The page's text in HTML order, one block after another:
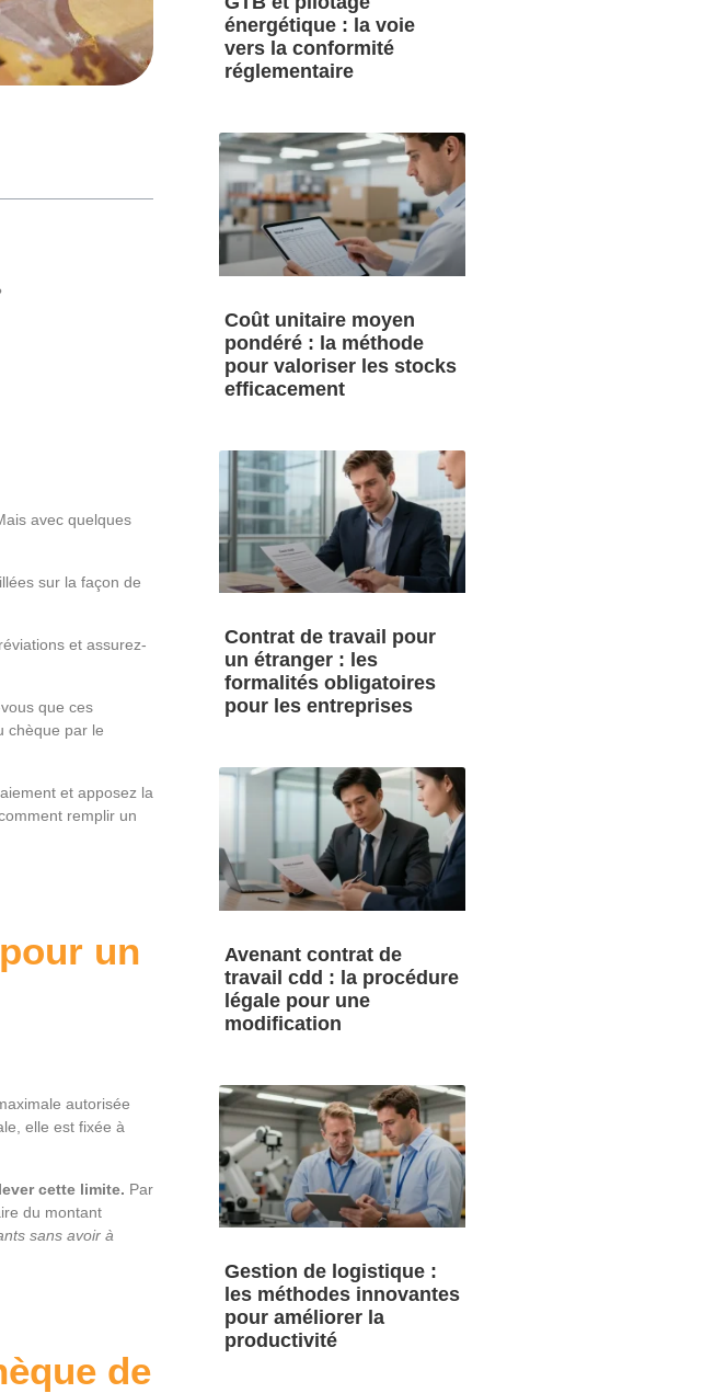
avec quelques
sur la façon de
et assurez-
que ces
chèque par le
et apposez la
remplir un
un
autorisée
elle est fixée à
cette limite. Par
du montant
sans avoir à
de
énergétique : la voie
vers la conformité
réglementaire
Coût unitaire moyen
pondéré : la méthode
pour valoriser les stocks
efficacement
Contrat de travail pour
un étranger : les
formalités obligatoires
pour les entreprises
Avenant contrat de
travail cdd : la procédure
légale pour une
modification
Gestion de logistique :
les méthodes innovantes
pour améliorer la
productivité